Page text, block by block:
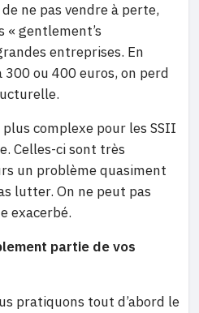
ne pas vendre à perte,
« gentlement’s
entreprises. En
ou 400 euros, on perd
complexe pour les SSII
Celles-ci sont très
un problème quasiment
lutter. On ne peut pas
exacerbé.
partie de vos
pratiquons tout d’abord le